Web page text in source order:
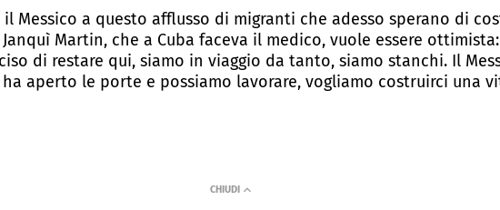
il Messico a questo afflusso di migranti che adesso sperano di
Martin, che a Cuba faceva il medico, vuole essere ottimista:
di restare qui, siamo in viaggio da tanto, siamo stanchi. Il
aperto le porte e possiamo lavorare, vogliamo costruirci una